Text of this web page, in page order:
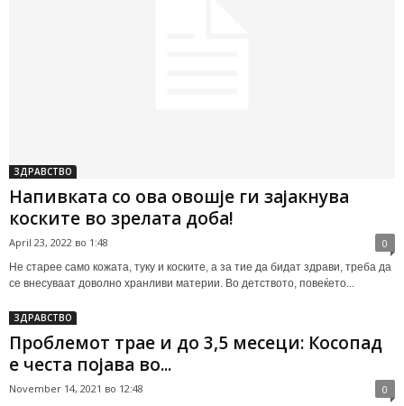
ЗДРАВСТВО
Напивката со ова овошје ги зајакнува
коските во зрелата доба!
April 23, 2022 во 1:48 0
Не старее само кожата, туку и коските, а за тие да бидат здрави, треба да
се внесуваат доволно хранливи материи. Во детството, повеќето...
ЗДРАВСТВО
Проблемот трае и до 3,5 месеци: Косопад
е честа појава во...
November 14, 2021 во 12:48 0